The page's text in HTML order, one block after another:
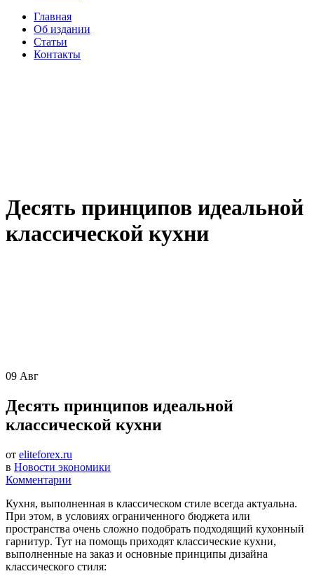
Главная
Об издании
Статьи
Контакты
Десять принципов идеальной
классической кухни
09 Авг
Десять принципов идеальной
классической кухни
от eliteforex.ru
в Новости экономики
Комментарии
Кухня, выполненная в классическом стиле всегда актуальна.
При этом, в условиях ограниченного бюджета или
пространства очень сложно подобрать подходящий кухонный
гарнитур. Тут на помощь приходят классические кухни,
выполненные на заказ и основные принципы дизайна
классического стиля: